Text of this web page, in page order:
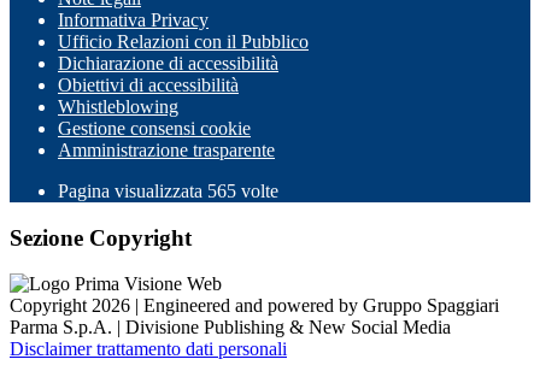
Informativa Privacy
Ufficio Relazioni con il Pubblico
Dichiarazione di accessibilità
Obiettivi di accessibilità
Whistleblowing
Gestione consensi cookie
Amministrazione trasparente
Pagina visualizzata 565 volte
Sezione Copyright
Copyright 2026 | Engineered and powered by Gruppo Spaggiari
Parma S.p.A. | Divisione Publishing & New Social Media
Disclaimer trattamento dati personali